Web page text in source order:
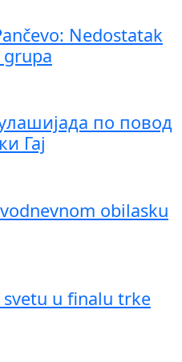
Nedostatak
grupa
по повод
Гај
obilasku
u finalu trke